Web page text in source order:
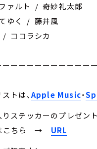
ァルト / 奇妙礼太郎
ゆく / 藤井風
/ ココラシカ
ーーーーーーーーーー
トは、Apple Music・
ステッカーのプレゼント
こちら→
URL